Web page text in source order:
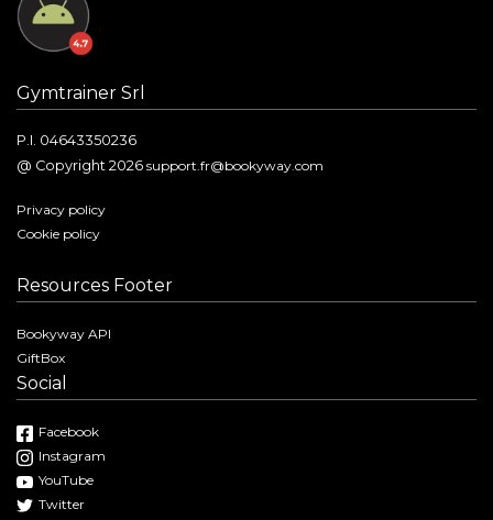
Gymtrainer Srl
P.I. 04643350236
@ Copyright 2026 support.fr@bookyway.com
Privacy policy
Cookie policy
Resources Footer
Bookyway API
GiftBox
Social
Facebook
Instagram
YouTube
Twitter